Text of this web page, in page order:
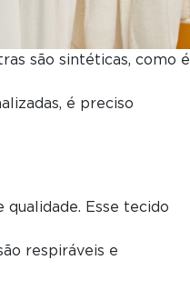
são sintéticas, como é
é preciso
Esse tecido
respiráveis e